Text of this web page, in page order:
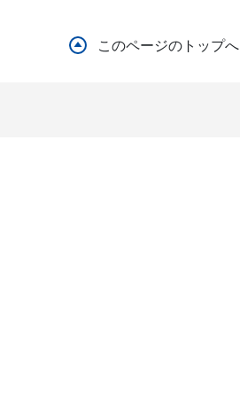
このページのトップへ